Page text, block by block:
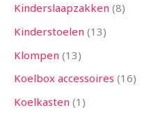
Kinderslaapzakken 8
Kinderstoelen 13
Klompen 13
Koelbox accessoires 16
Koelkasten 1